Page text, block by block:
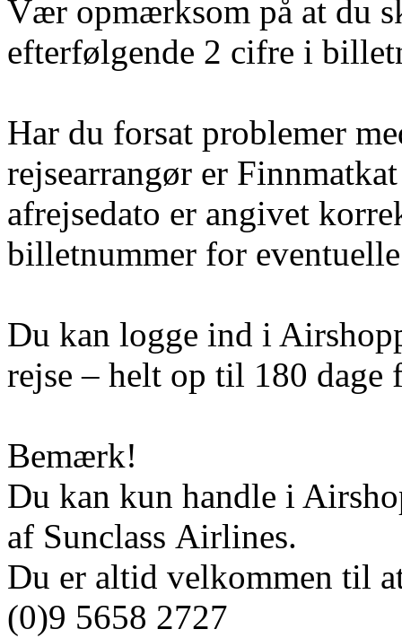
Vær opmærksom på at du
efterfølgende 2 cifre i
Har du forsat problemer
rejsearrangør er
afrejsedato er angivet
billetnummer for
Du kan logge ind i
rejse – helt op til 180 dage
Bemærk!
Du kan kun handle i
af Sunclass Airlines.
Du er altid velkommen til
(0)9 5658 2727